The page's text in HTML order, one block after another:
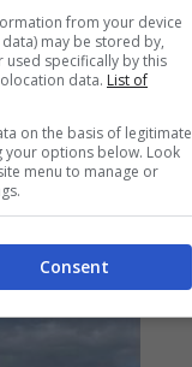
from your device
may be stored by,
used specifically by this
data. List of
on the basis of legitimate
your options below. Look
menu to manage or
Consent